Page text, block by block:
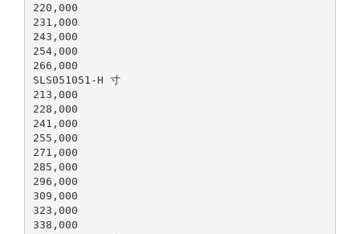
220,000
231,000
243,000
254,000
266,000
SLS051051-H 寸
213,000
228,000
241,000
255,000
271,000
285,000
296,000
309,000
323,000
338,000